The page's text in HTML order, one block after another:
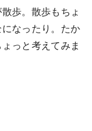
歩。散歩もちょ
なったり。たか
っと考えてみま